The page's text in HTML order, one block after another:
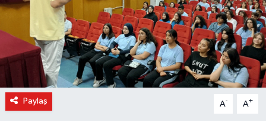
Paylaş A- A+